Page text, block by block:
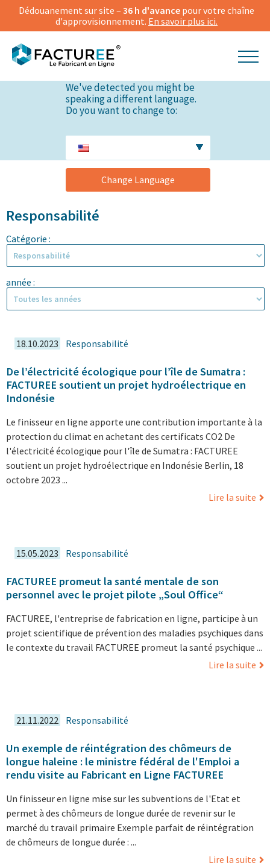
We've detected you might be
speaking a different language.
Do you want to change to:
Change Language
Dédouanement sur site – 36 h d'avance pour votre chaîne
d'approvisionnement. En savoir plus ici.
Responsabilité
Catégorie :
année :
18.10.2023 Responsabilité
De l’électricité écologique pour l’île de Sumatra :
FACTUREE soutient un projet hydroélectrique en
Indonésie
Le finisseur en ligne apporte une contribution importante à la
protection du climat en achetant des certificats CO2 De
l'électricité écologique pour l'île de Sumatra : FACTUREE
soutient un projet hydroélectrique en Indonésie Berlin, 18
octobre 2023 ...
Lire la suite
15.05.2023 Responsabilité
FACTUREE promeut la santé mentale de son
personnel avec le projet pilote „Soul Office“
FACTUREE, l'entreprise de fabrication en ligne, participe à un
projet scientifique de prévention des maladies psychiques dans
le contexte du travail FACTUREE promeut la santé psychique ...
Lire la suite
21.11.2022 Responsabilité
Un exemple de réintégration des chômeurs de
longue haleine : le ministre fédéral de l'Emploi a
rendu visite au Fabricant en Ligne FACTUREE
Un finisseur en ligne mise sur les subventions de l'Etat et
permet à des chômeurs de longue durée de revenir sur le
marché du travail primaire Exemple parfait de réintégration
de chômeurs de longue durée : ...
Lire la suite